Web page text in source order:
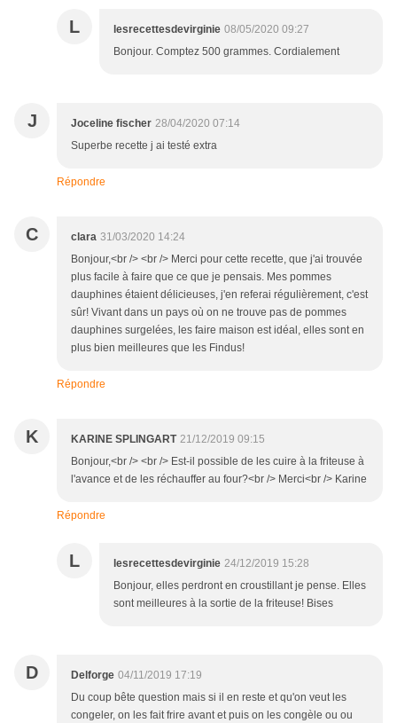
L lesrecettesdevirginie 08/05/2020 09:27
Bonjour. Comptez 500 grammes. Cordialement
J Joceline fischer 28/04/2020 07:14
Superbe recette j ai testé extra
Répondre
C clara 31/03/2020 14:24
Bonjour,<br /> <br /> Merci pour cette recette, que j'ai trouvée
plus facile à faire que ce que je pensais. Mes pommes
dauphines étaient délicieuses, j'en referai régulièrement, c'est
sûr! Vivant dans un pays où on ne trouve pas de pommes
dauphines surgelées, les faire maison est idéal, elles sont en
plus bien meilleures que les Findus!
Répondre
K KARINE SPLINGART 21/12/2019 09:15
Bonjour,<br /> <br /> Est-il possible de les cuire à la friteuse à
l'avance et de les réchauffer au four?<br /> Merci<br /> Karine
Répondre
L lesrecettesdevirginie 24/12/2019 15:28
Bonjour, elles perdront en croustillant je pense. Elles
sont meilleures à la sortie de la friteuse! Bises
D Delforge 04/11/2019 17:19
Du coup bête question mais si il en reste et qu'on veut les
congeler, on les fait frire avant et puis on les congèle ou ou